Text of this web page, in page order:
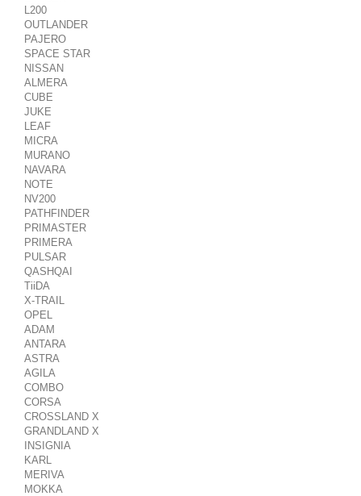
L200
OUTLANDER
PAJERO
SPACE STAR
NISSAN
ALMERA
CUBE
JUKE
LEAF
MICRA
MURANO
NAVARA
NOTE
NV200
PATHFINDER
PRIMASTER
PRIMERA
PULSAR
QASHQAI
TiiDA
X-TRAIL
OPEL
ADAM
ANTARA
ASTRA
AGILA
COMBO
CORSA
CROSSLAND X
GRANDLAND X
INSIGNIA
KARL
MERIVA
MOKKA